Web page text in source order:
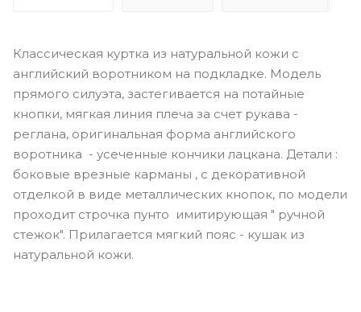
Классическая куртка из натуральной кожи с
английский воротником на подкладке. Модель
прямого силуэта, застегивается на потайные
кнопки, мягкая линия плеча за счет рукава -
реглана, оригинальная форма английского
воротника - усеченные кончики лацкана. Детали :
боковые врезные карманы , с декоративной
отделкой в виде металлических кнопок, по модели
проходит строчка пунто имитирующая " ручной
стежок". Прилагается мягкий пояс - кушак из
натуральной кожи.